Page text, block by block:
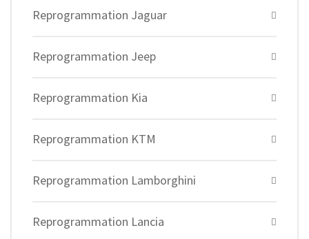
Reprogrammation Jaguar
Reprogrammation Jeep
Reprogrammation Kia
Reprogrammation KTM
Reprogrammation Lamborghini
Reprogrammation Lancia